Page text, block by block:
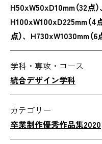
H50xW50xD10mm（32点
H100xW100xD225mm（4
点）、H730xW1030mm（6
学科・専攻・コース
統合デザイン学科
カテゴリー
卒業制作優秀作品集2020